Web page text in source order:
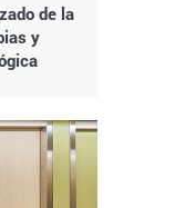
de la
y